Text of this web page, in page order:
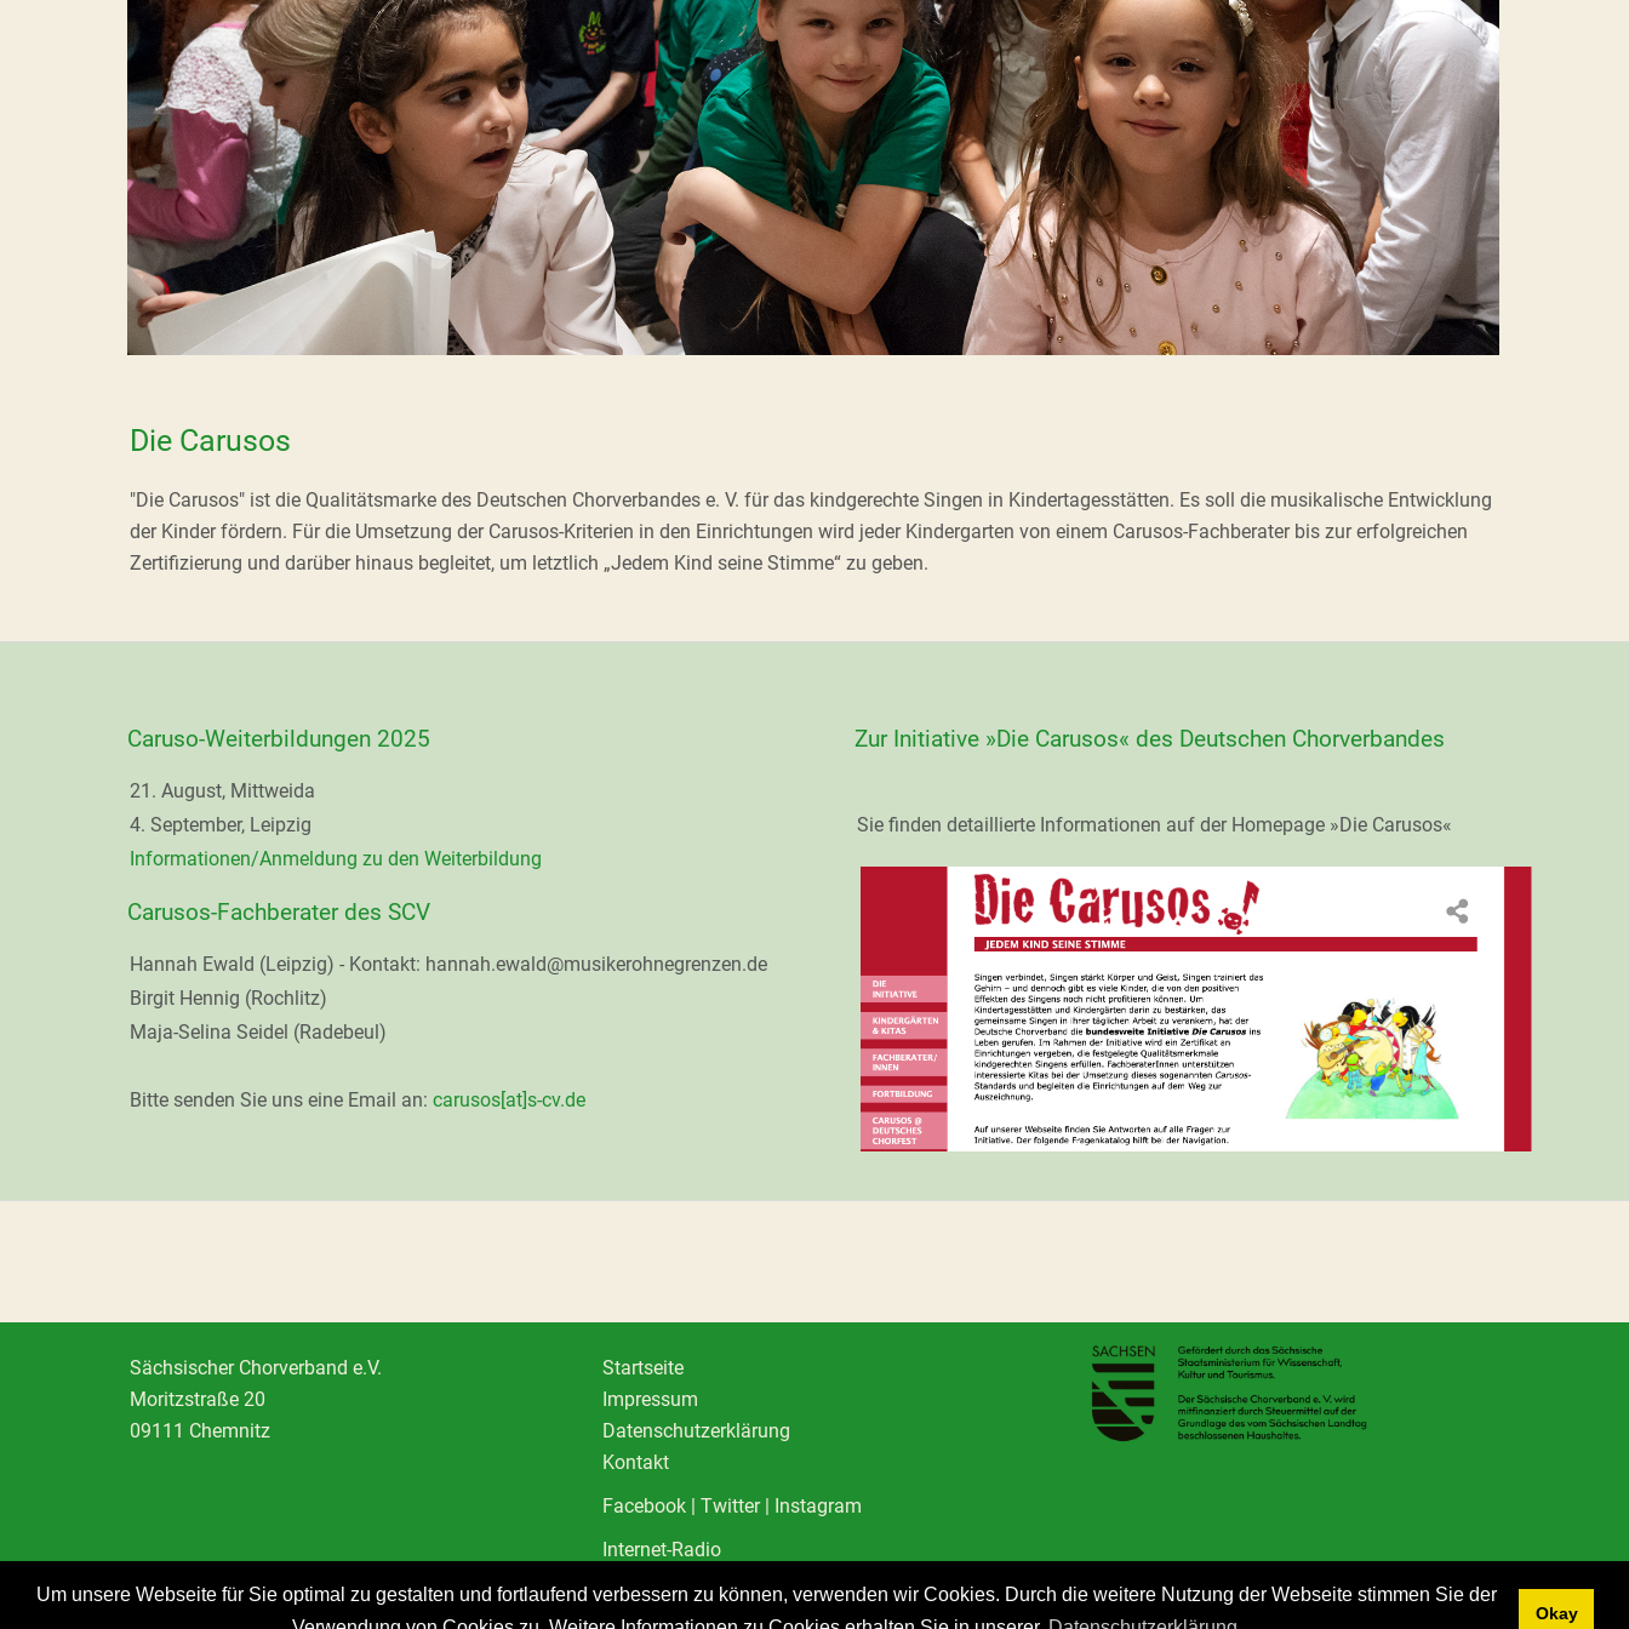
Um unsere Webseite für Sie optimal zu gestalten und fortlaufend verbessern zu können, verwenden wir Cookies. Durch die weitere Nutzung der Webseite stimmen Sie der
Okay
Die Carusos
"Die Carusos" ist die Qualitätsmarke des Deutschen Chorverbandes e. V. für das kindgerechte Singen in Kindertagesstätten. Es soll die musikalische Entwicklung
der Kinder fördern. Für die Umsetzung der Carusos-Kriterien in den Einrichtungen wird jeder Kindergarten von einem Carusos-Fachberater bis zur erfolgreichen
Zertifizierung und darüber hinaus begleitet, um letztlich „Jedem Kind seine Stimme“ zu geben.
Caruso-Weiterbildungen 2025
21. August, Mittweida
4. September, Leipzig
Informationen/Anmeldung zu den Weiterbildung
Carusos-Fachberater des SCV
Hannah Ewald (Leipzig) - Kontakt: hannah.ewald@musikerohnegrenzen.de
Birgit Hennig (Rochlitz)
Maja-Selina Seidel (Radebeul)
Bitte senden Sie uns eine Email an: carusos[at]s-cv.de
Zur Initiative »Die Carusos« des Deutschen Chorverbandes
Sie finden detaillierte Informationen auf der Homepage »Die Carusos«
Sächsischer Chorverband e.V.
Moritzstraße 20
09111 Chemnitz
Startseite
Impressum
Datenschutzerklärung
Kontakt
Facebook | Twitter| Instagram
Internet-Radio